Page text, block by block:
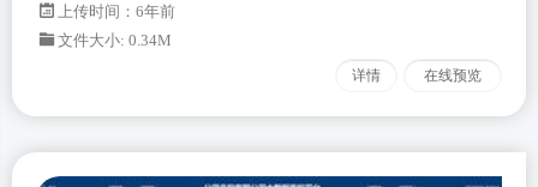
上传时间：6年前
文件大小: 0.34M
详情 在线预览